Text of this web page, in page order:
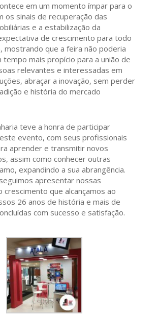
em um momento ímpar para o
os sinais de recuperação das
e a estabilização da
de crescimento para todo
mostrando que a feira não poderia
tempo mais propício para a união de
relevantes e interessadas em
abraçar a inovação, sem perder
e história do mercado
teve a honra de participar
evento, com seus profissionais
aprender e transmitir novos
assim como conhecer outras
expandindo a sua abrangência.
apresentar nossas
crescimento que alcançamos ao
26 anos de história e mais de
com sucesso e satisfação.